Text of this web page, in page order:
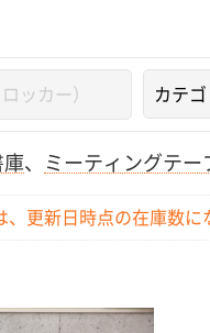
庫、 ミーティングテー
、更新日時点の在庫数に